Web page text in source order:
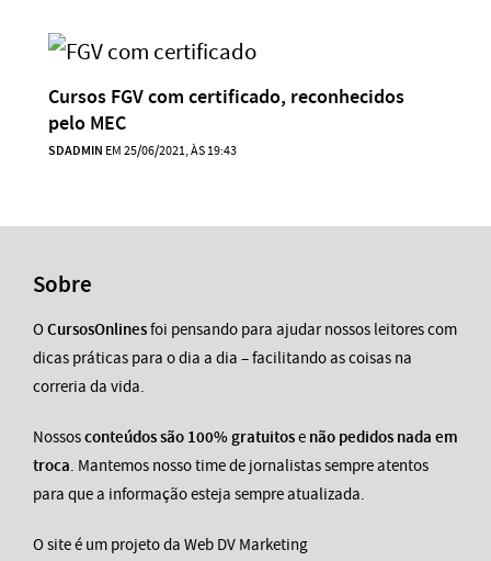
Cursos FGV com certificado, reconhecidos
pelo MEC
SDADMIN EM 25/06/2021, ÀS 19:43
Sobre
OCursosOnlinesfoi pensando para ajudar nossos leitores com
dicas práticas para o dia a dia – facilitando as coisas na
correria da vida.
Nossosconteúdos são 100% gratuitose não pedidos nada em
troca. Mantemos nosso time de jornalistas sempre atentos
para que a informação esteja sempre atualizada.
O site é um projeto da Web DV Marketing